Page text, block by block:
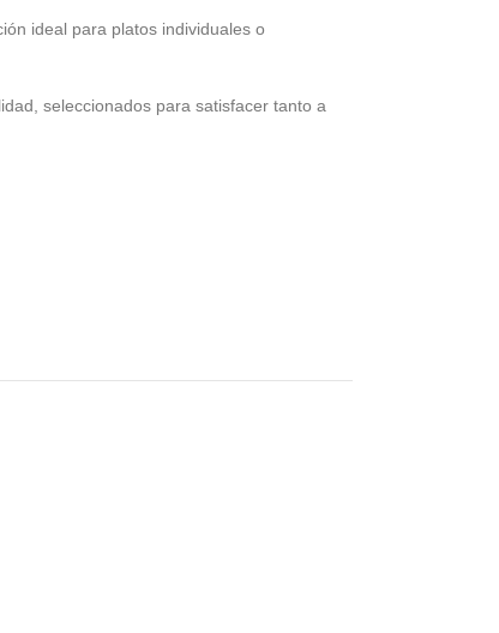
ideal para platos individuales o
seleccionados para satisfacer tanto a